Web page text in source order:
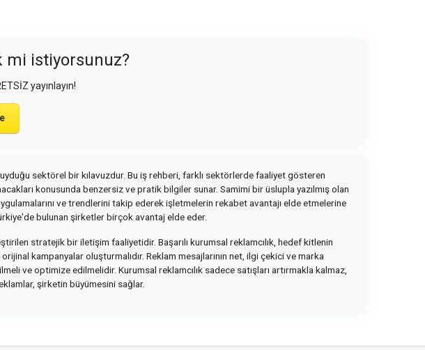
mi istiyorsunuz?
yayınlayın!
sektörel bir kılavuzdur. Bu iş rehberi, farklı sektörlerde faaliyet gösteren
konusunda benzersiz ve pratik bilgiler sunar. Samimi bir üslupla yazılmış olan
ve trendlerini takip ederek işletmelerin rekabet avantajı elde etmelerine
bulunan şirketler birçok avantaj elde eder.
stratejik bir iletişim faaliyetidir. Başarılı kurumsal reklamcılık, hedef kitlenin
kampanyalar oluşturmalıdır. Reklam mesajlarının net, ilgi çekici ve marka
ve optimize edilmelidir. Kurumsal reklamcılık sadece satışları artırmakla kalmaz,
şirketin büyümesini sağlar.